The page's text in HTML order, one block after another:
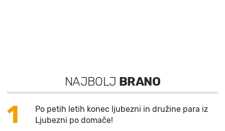
NAJBOLJ BRANO
1
Po petih letih konec ljubezni in družine para iz
Ljubezni po domače!